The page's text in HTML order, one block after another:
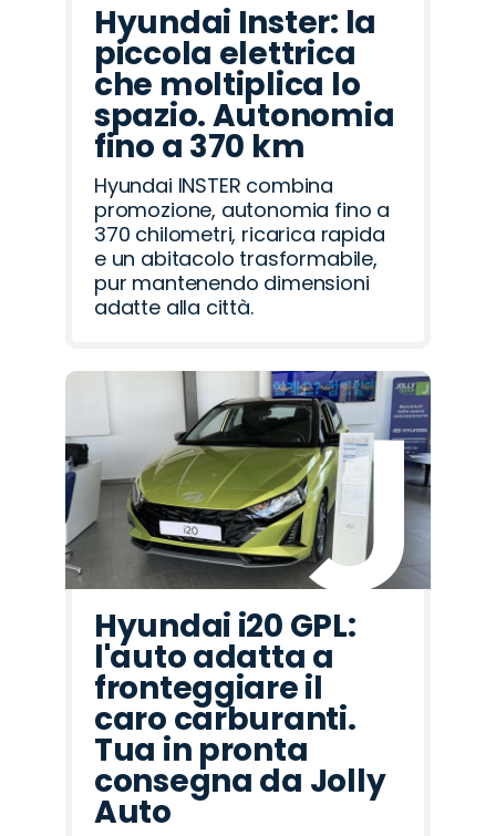
Hyundai Inster: la
piccola elettrica
che moltiplica lo
spazio. Autonomia
fino a 370 km
Hyundai INSTER combina
promozione, autonomia fino a
370 chilometri, ricarica rapida
e un abitacolo trasformabile,
pur mantenendo dimensioni
adatte alla città.
Hyundai i20 GPL:
l'auto adatta a
fronteggiare il
caro carburanti.
Tua in pronta
consegna da Jolly
Auto